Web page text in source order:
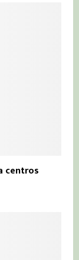
centros